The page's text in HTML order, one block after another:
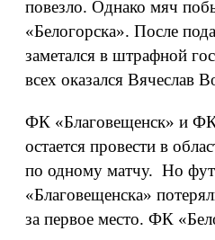
повезло. Однако мяч
«Белогорска». После
заметался в штрафной
всех оказался Вячеслав
ФК «Благовещенск» и
остается провести в
по одному матчу. Но
«Благовещенска»
за первое место. ФК